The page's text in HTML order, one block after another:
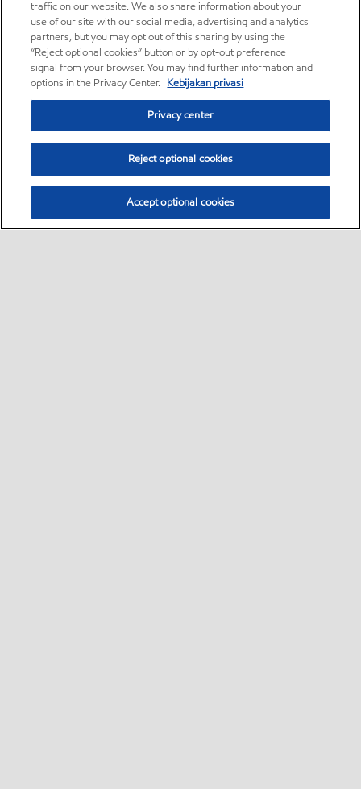
traffic on our website. We also share information about your
use of our site with our social media, advertising and analytics
partners, but you may opt out of this sharing by using the
“Reject optional cookies” button or by opt-out preference
signal from your browser. You may find further information and
options in the Privacy Center. Kebijakan privasi
Privacy center
Reject optional cookies
Accept optional cookies